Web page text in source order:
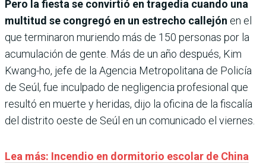
Pero la fiesta se convirtió en tragedia cuando una
multitud se congregó en un estrecho callejón en el
que terminaron muriendo más de 150 personas por la
acumulación de gente. Más de un año después, Kim
Kwang-ho, jefe de la Agencia Metropolitana de Policía
de Seúl, fue inculpado de negligencia profesional que
resultó en muerte y heridas, dijo la oficina de la fiscalía
del distrito oeste de Seúl en un comunicado el viernes.
Lea más: Incendio en dormitorio escolar de China